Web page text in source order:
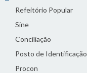
Refeitório Popular
Sine
Conciliação
Posto de Identificação
Procon